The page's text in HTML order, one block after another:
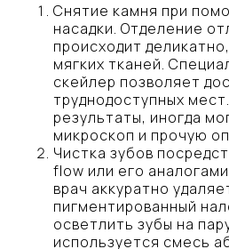
Снятие камня при
насадки. Отделение
происходит
мягких тканей.
скейлер позволяет
труднодоступных
результаты, иногда
микроскоп и прочую
Чистка зубов
flow или его
врач аккуратно
пигментированный
осветлить зубы на
используется смесь